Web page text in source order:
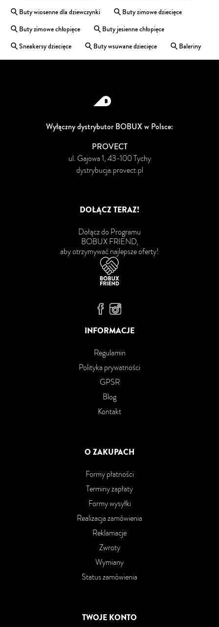
Buty wiosenne dla dziewczynki
Buty zimowe dziecięce
Buty zimowe chłopięce
Buty jesienne chłopięce
Sneakersy dziecięce
Buty wsuwane dziecięce Baleriny
Wyłączny dystrybutor BOBUX w Polsce:
PROVECT
ul. Gajowa 1, 43-100 Tychy
dystrybucja.provect.pl
DOŁĄCZ TERAZ!
Dołącz do Programu
BOBUX FRIEND,
aby otrzymywać najlepsze oferty!
Bobux Facebook
Bobux Instagram
INFORMACJE
Regulamin
Polityka prywatności
GPSR
Blog
Kontakt
O ZAKUPACH
Formy płatności
Terminy zapłaty
Formy wysyłki
Realizacja zamówienia
Reklamacje
Zwroty
Wymiany
Status zamówienia
TWOJE KONTO